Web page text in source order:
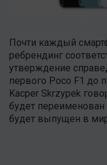
Почти каждый
ребрендинг
утверждение
первого Poco F1 до
Kacper Skrzypek
будет
будет выпущен в